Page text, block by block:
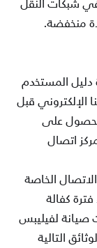
شبكات النقل
منخفضة.
دليل المستخدم
الإلكتروني قبل
على
اتصال
الخاصة
كفالة
صيانة لفيليبس
التالية